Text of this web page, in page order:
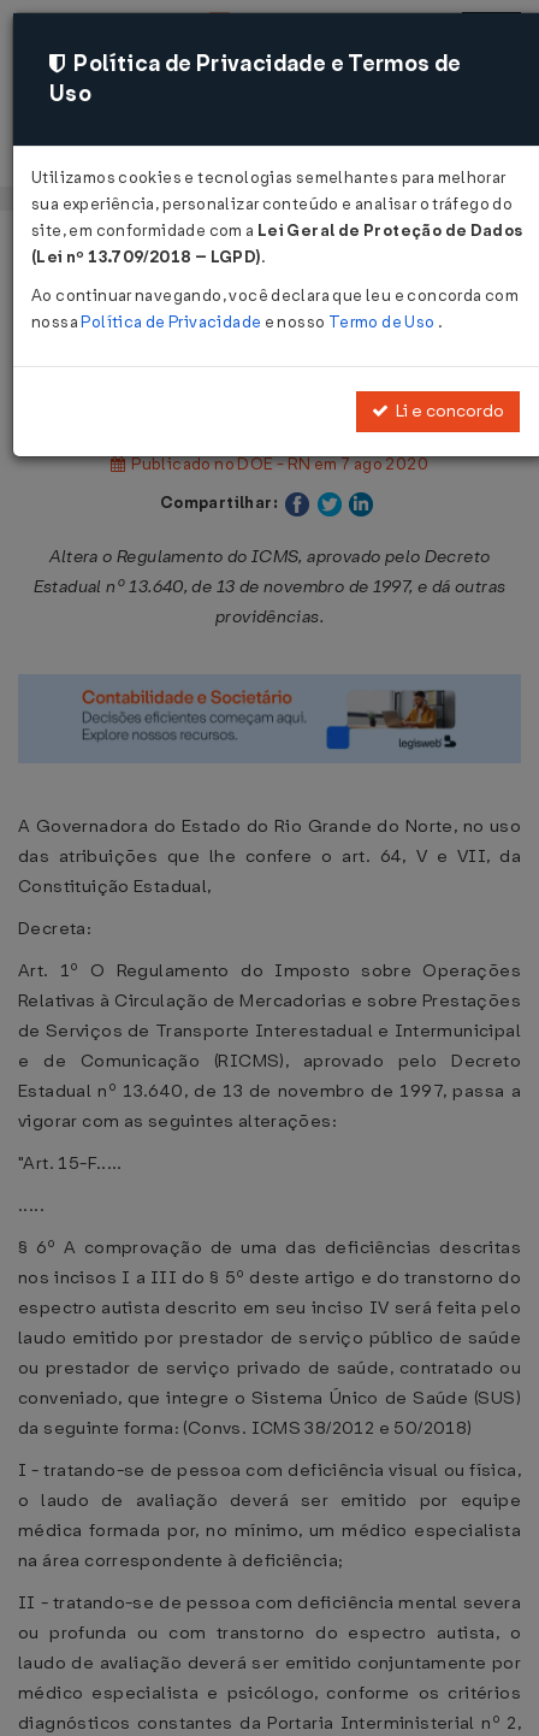
Acessar
Página Inicial
Legislações
Decreto Nº 29902 DE 06/08/2020
Publicado no DOE - RN em 7 ago 2020
Compartilhar:
Altera o Regulamento do ICMS, aprovado pelo Decreto
Estadual nº 13.640, de 13 de novembro de 1997, e dá outras
providências.
A Governadora do Estado do Rio Grande do Norte, no uso
das atribuições que lhe confere o art. 64, V e VII, da
Constituição Estadual,
Decreta:
Art. 1º O Regulamento do Imposto sobre Operações
Relativas à Circulação de Mercadorias e sobre Prestações
de Serviços de Transporte Interestadual e Intermunicipal
e de Comunicação (RICMS), aprovado pelo Decreto
Estadual nº 13.640, de 13 de novembro de 1997, passa a
vigorar com as seguintes alterações:
"Art. 15-F.....
.....
§ 6º A comprovação de uma das deficiências descritas
nos incisos I a III do § 5º deste artigo e do transtorno do
espectro autista descrito em seu inciso IV será feita pelo
laudo emitido por prestador de serviço público de saúde
ou prestador de serviço privado de saúde, contratado ou
conveniado, que integre o Sistema Único de Saúde (SUS)
da seguinte forma: (Convs. ICMS 38/2012 e 50/2018)
I - tratando-se de pessoa com deficiência visual ou física,
o laudo de avaliação deverá ser emitido por equipe
médica formada por, no mínimo, um médico especialista
na área correspondente à deficiência;
II - tratando-se de pessoa com deficiência mental severa
ou profunda ou com transtorno do espectro autista, o
laudo de avaliação deverá ser emitido conjuntamente por
médico especialista e psicólogo, conforme os critérios
diagnósticos constantes da Portaria Interministerial nº 2,
Política de Privacidade e Termos de
Uso
Utilizamos cookies e tecnologias semelhantes para melhorar
sua experiência, personalizar conteúdo e analisar o tráfego do
site, em conformidade com a Lei Geral de Proteção de Dados
(Lei nº 13.709/2018 – LGPD).
Ao continuar navegando, você declara que leu e concorda com
nossaPolítica de Privacidade e nosso Termo de Uso .
Li e concordo